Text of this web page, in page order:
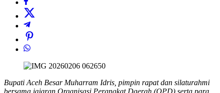
Bupati Aceh Besar Muharram Idris, pimpin rapat dan silaturahmi